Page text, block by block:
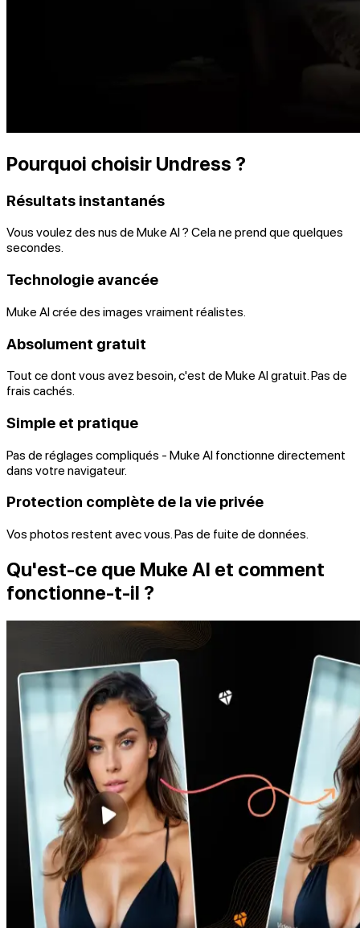
Pourquoi choisir Undress ?
Résultats instantanés
Vous voulez des nus de Muke AI ? Cela ne prend que quelques
secondes.
Technologie avancée
Muke AI crée des images vraiment réalistes.
Absolument gratuit
Tout ce dont vous avez besoin, c'est de Muke AI gratuit. Pas de
frais cachés.
Simple et pratique
Pas de réglages compliqués - Muke AI fonctionne directement
dans votre navigateur.
Protection complète de la vie privée
Vos photos restent avec vous. Pas de fuite de données.
Qu'est-ce que Muke AI et comment
fonctionne-t-il ?